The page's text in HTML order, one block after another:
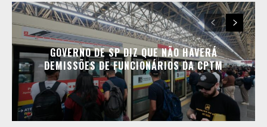
GOVERNO DE SP DIZ QUE NÃO HAVERÁ
DEMISSÕES DE FUNCIONÁRIOS DA CPTM